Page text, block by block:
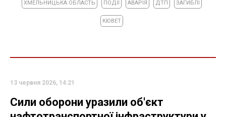
ХМЕЛЬНИЦЬКА ОБЛАСТЬ ПОДІЇ АВАРІЯ ДТП ЗАГИБЛІ
КЮВЕТ
13 червня 2026, 14:21
Сили оборони уразили об'єкт